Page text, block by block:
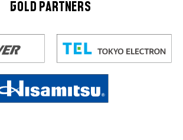
GOLD PARTNERS